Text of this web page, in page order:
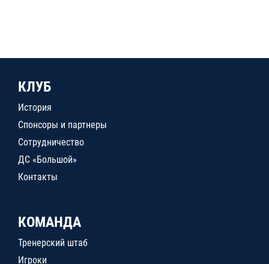
КЛУБ
История
Спонсоры и партнеры
Сотрудничество
ДС «Большой»
Контакты
КОМАНДА
Тренерский штаб
Игроки